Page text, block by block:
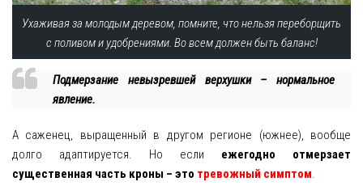
Ухаживая за молодым деревом, помните, что нельзя переборщить
с поливом и удобрениями. Во всем должен быть баланс!
Подмерзание невызревшей верхушки – нормальное
явление.
А саженец, выращенный в другом регионе (южнее), вообще
долго адаптируется. Но если ежегодно отмерзает
существенная часть кроны – это тревожный симптом